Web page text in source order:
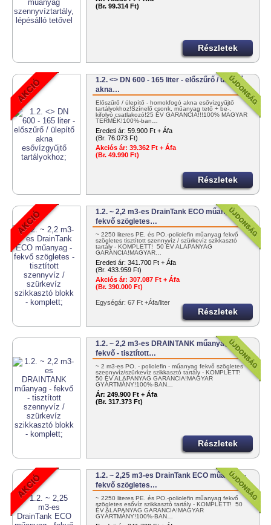
(Br. 99.314 Ft)
Részletek
1.2. <> DN 600 - 165 liter - előszűrő / ülepítő
akna…
Előszűrő / ülepítő - homokfogó akna esővízgyűjtő
tartályokhoz!Színelő csonk, műanyag tető + be-,
kifolyó csatlakozó!25 ÉV GARANCIA!!!100% MAGYAR
TERMÉK!100%-ban…
Eredeti ár: 59.900 Ft + Áfa
(Br. 76.073 Ft)
Akciós ár: 39.362 Ft + Áfa
(Br. 49.990 Ft)
Részletek
1.2. ~ 2,2 m3-es DrainTank ECO műanyag -
fekvő szögletes…
~ 2250 literes PE. és PO.-poliolefin műanyag fekvő
szögletes tisztított szennyvíz / szürkevíz szikkasztó
tartály - KOMPLETT! 50 ÉV ALAPANYAG
GARANCIA!MAGYAR…
Eredeti ár: 341.700 Ft + Áfa
(Br. 433.959 Ft)
Akciós ár: 307.087 Ft + Áfa
(Br. 390.000 Ft)
Egységár: 67 Ft +Áfa/liter
Részletek
1.2. ~ 2,2 m3-es DRAINTANK műanyag -
fekvő - tisztított…
~ 2 m3-es PO. - poliolefin - műanyag fekvő szögletes
szennyvíz/szürkevíz szikkasztó tartály - KOMPLETT!
50 ÉV ALAPANYAG GARANCIA!MAGYAR
GYÁRTMÁNY!100%-BAN…
Ár: 249.900 Ft + Áfa
(Br. 317.373 Ft)
Részletek
1.2. ~ 2,25 m3-es DrainTank ECO műanyag -
fekvő szögletes…
~ 2250 literes PE. és PO.-poliolefin műanyag fekvő
szögletes esővíz szikkasztó tartály - KOMPLETT! 50
ÉV ALAPANYAG GARANCIA!MAGYAR
GYÁRTMÁNY!100%-BAN…